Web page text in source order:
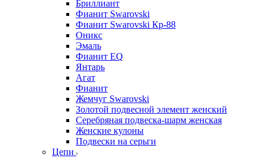
Бриллиант
Фианит Swarovski
Фианит Swarovski Кр-88
Оникс
Эмаль
Фианит EQ
Янтарь
Агат
Фианит
Жемчуг Swarovski
Золотой подвесной элемент женcкий
Серебряная подвеска-шарм женская
Женские кулоны
Подвески на серьги
Цепи